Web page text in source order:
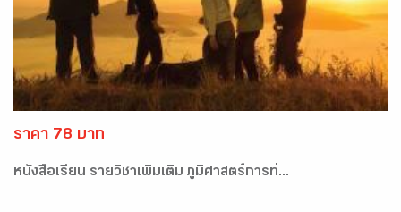
ราคา 78 บาท
หนังสือเรียน รายวิชาเพิ่มเติม ภูมิศาสตร์การท่...